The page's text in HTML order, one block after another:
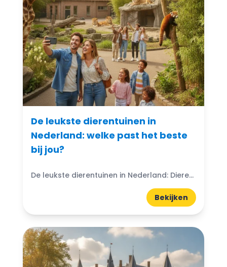
De leukste dierentuinen in
Nederland: welke past het beste
bij jou?
De leukste dierentuinen in Nederland: Dierentuinen in Nederland zijn echte trekpleisters voor jong en oud. Ze bieden niet alleen de kans om exotische dieren van dichtbij te zien, maar ook...
Bekijken